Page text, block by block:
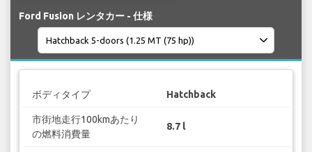
Ford Fusion レンタカー - 仕様
ボディタイプ Hatchback
市街地走行100kmあたり
の燃料消費量
8.7 l